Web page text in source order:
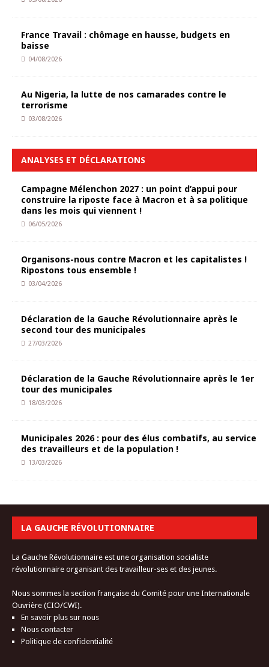
France Travail : chômage en hausse, budgets en
baisse
04/08/2026
Au Nigeria, la lutte de nos camarades contre le
terrorisme
03/08/2026
ANALYSES ET DÉCLARATIONS
Campagne Mélenchon 2027 : un point d’appui pour
construire la riposte face à Macron et à sa politique
dans les mois qui viennent !
06/05/2026
Organisons-nous contre Macron et les capitalistes !
Ripostons tous ensemble !
03/04/2026
Déclaration de la Gauche Révolutionnaire après le
second tour des municipales
27/03/2026
Déclaration de la Gauche Révolutionnaire après le 1er
tour des municipales
18/03/2026
Municipales 2026 : pour des élus combatifs, au service
des travailleurs et de la population !
13/03/2026
LA GAUCHE RÉVOLUTIONNAIRE
La Gauche Révolutionnaire est une organisation socialiste
révolutionnaire organisant des travailleur-ses et des jeunes.
Nous sommes la section française du Comité pour une Internationale
Ouvrière (CIO/CWI).
En savoir plus sur nous
Nous contacter
Politique de confidentialité